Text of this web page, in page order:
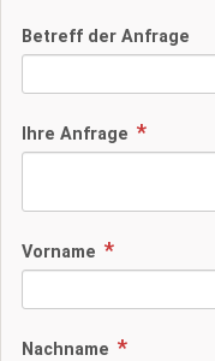
Betreff der Anfrage
Ihre Anfrage
Vorname
Nachname